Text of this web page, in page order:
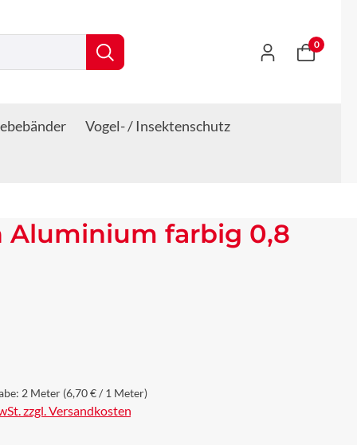
0
Vogel- / Insektenschutz
Aluminium farbig 0,8
2 Meter (6,70 € / 1 Meter)
zzgl. Versandkosten